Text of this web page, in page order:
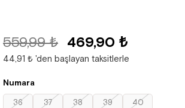
559,99 ₺ 469,90 ₺
44,91 ₺ 'den başlayan taksitlerle
Numara
36 37 38 39 40